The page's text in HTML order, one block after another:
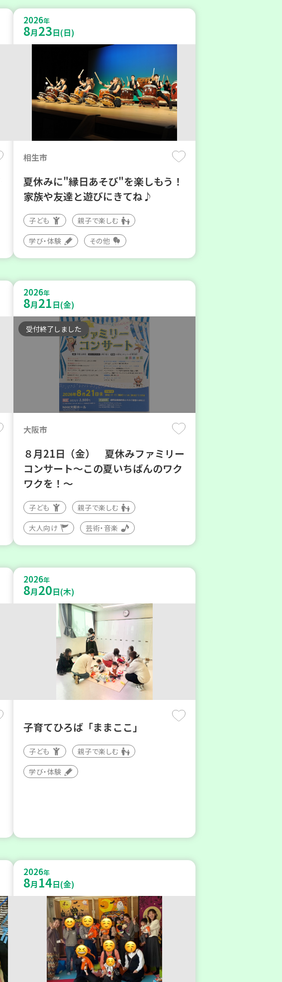
2026年
8月23日(日)
相生市
夏休みに"縁日あそび"を楽しもう！
家族や友達と遊びにきてね♪
子ども 親子で楽しむ
学び・体験 その他
2026年
8月21日(金)
受付終了しました
大阪市
８月21日（金） 夏休みファミリー
コンサート～この夏いちばんのワク
ワクを！～
子ども 親子で楽しむ
大人向け 芸術・音楽
2026年
8月20日(木)
子育てひろば「ままここ」
子ども 親子で楽しむ
学び・体験
2026年
8月 14日(金)